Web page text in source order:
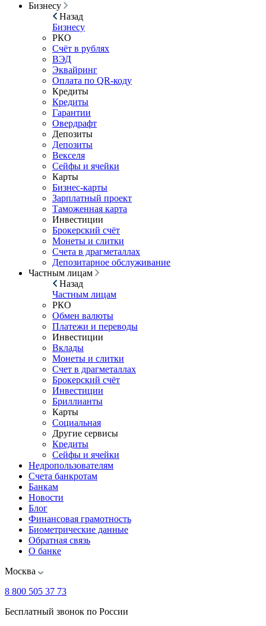
Бизнесу
Назад
Бизнесу
РКО
Счёт в рублях
ВЭД
Эквайринг
Оплата по QR-коду
Кредиты
Кредиты
Гарантии
Овердрафт
Депозиты
Депозиты
Векселя
Сейфы и ячейки
Карты
Бизнес-карты
Зарплатный проект
Таможенная карта
Инвестиции
Брокерский счёт
Монеты и слитки
Счета в драгметаллах
Депозитарное обслуживание
Частным лицам
Назад
Частным лицам
РКО
Обмен валюты
Платежи и переводы
Инвестиции
Вклады
Монеты и слитки
Счет в драгметаллах
Брокерский счёт
Инвестиции
Бриллианты
Карты
Социальная
Другие сервисы
Кредиты
Сейфы и ячейки
Недропользователям
Счета банкротам
Банкам
Новости
Блог
Финансовая грамотность
Биометрические данные
Обратная связь
О банке
Москва
8 800 505 37 73
Бесплатный звонок по России